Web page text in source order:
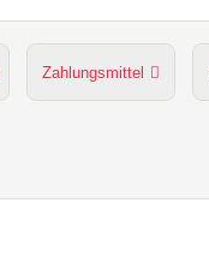
Zahlungsmittel